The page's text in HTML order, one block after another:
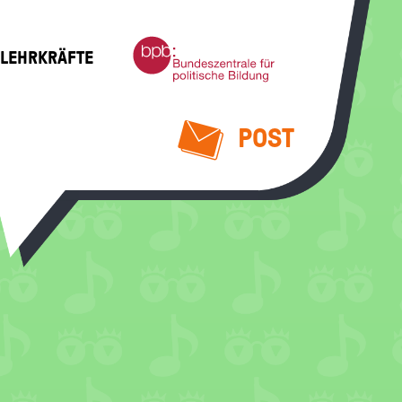
Bundeszentrale
für
politische
POST